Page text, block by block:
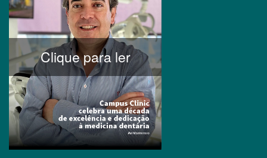
Clique para ler